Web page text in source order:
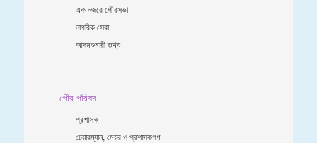
এক নজরে পৌরসভা
নাগরিক সেবা
আদমশুমারী তথ্য
পৌর পরিষদ
প্রশাসক
চেয়ারম্যান, মেয়র ও প্রশাসকগণ